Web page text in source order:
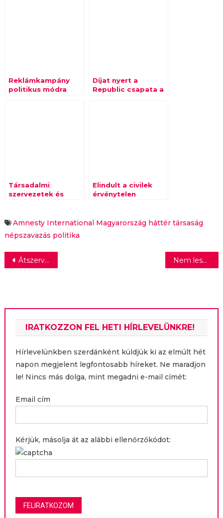
Reklámkampány
politikus módra
Díjat nyert a
Republic csapata a
Társadalmi
szervezetek és
putyini ihletésű
Elindult a civilek
érvénytelen
Amnesty International Magyarország háttér társaság
népszavazás politika
Bejegyzés
Átszervezik a Magyar Posta előfizetéses hírlapterjesztési területét, Kuthy Antal Gábor távozik Nem lesz műanyagzacskó az Auchan üzleteiben
IRATKOZZON FEL HETI HÍRLEVELÜNKRE!
Hírlevelünkben szerdánként küldjük ki az elmúlt hét
napon megjelent legfontosabb híreket. Ne maradjon
le! Nincs más dolga, mint megadni e-mail címét:
Email cím
Kérjük, másolja át az alábbi ellenőrzőkódot: